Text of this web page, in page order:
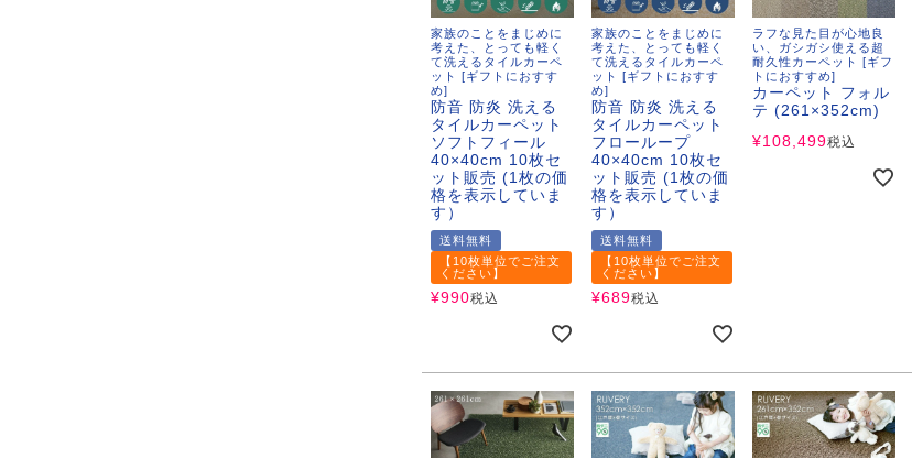
家族のことをまじめに
考えた、とっても軽く
て洗えるタイルカーペ
ット [ギフトにおすす
め]
防音 防炎 洗える
タイルカーペット
ソフトフィール
40×40cm 10枚セ
ット販売 (1枚の価
格を表示していま
す）
送料無料
【10枚単位でご注文
ください】
¥990税込
家族のことをまじめに
考えた、とっても軽く
て洗えるタイルカーペ
ット [ギフトにおすす
め]
防音 防炎 洗える
タイルカーペット
フローループ
40×40cm 10枚セ
ット販売 (1枚の価
格を表示していま
す）
送料無料
【10枚単位でご注文
ください】
¥689税込
ラフな見た目が心地良
い、ガシガシ使える超
耐久性カーペット [ギフ
トにおすすめ]
カーペット フォル
テ (261×352cm)
¥108,499税込